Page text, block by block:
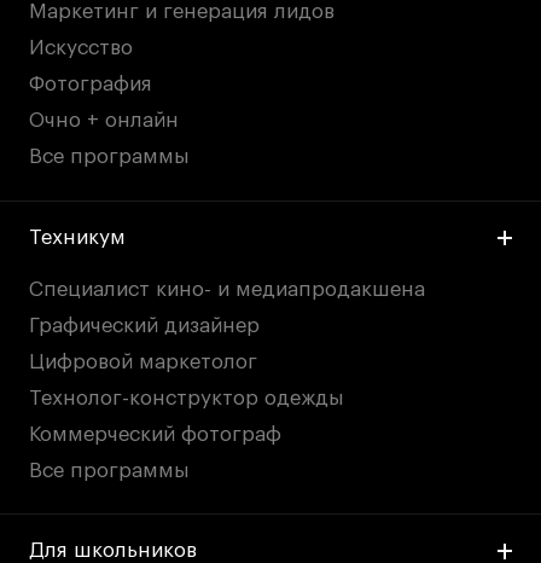
Маркетинг и генерация лидов
Искусство
Фотография
Очно + онлайн
Все программы
Техникум
Специалист кино- и медиапродакшена
Графический дизайнер
Цифровой маркетолог
Технолог-конструктор одежды
Коммерческий фотограф
Все программы
Для школьников